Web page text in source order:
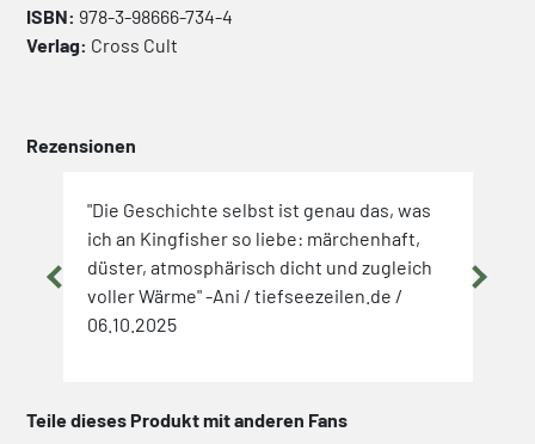
ISBN: 978-3-98666-734-4
Verlag: Cross Cult
Rezensionen
"Die Geschichte selbst ist genau das, was
ich an Kingfisher so liebe: märchenhaft,
düster, atmosphärisch dicht und zugleich
voller Wärme" -Ani / tiefseezeilen.de /
06.10.2025
Teile dieses Produkt mit anderen Fans